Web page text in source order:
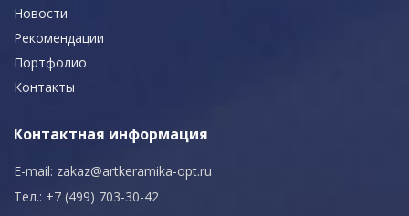
Новости
Рекомендации
Портфолио
Контакты
Контактная информация
E-mail: zakaz@artkeramika-opt.ru
Тел.: +7 (499) 703-30-42